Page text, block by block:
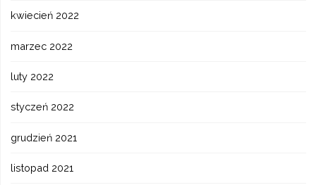
kwiecień 2022
marzec 2022
luty 2022
styczeń 2022
grudzień 2021
listopad 2021